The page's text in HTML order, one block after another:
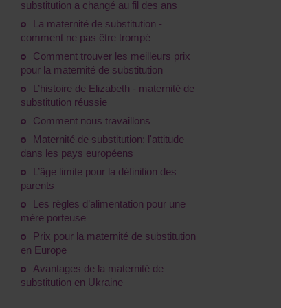
substitution a changé au fil des ans
La maternité de substitution -
comment ne pas être trompé
Comment trouver les meilleurs prix
pour la maternité de substitution
L’histoire de Elizabeth - maternité de
substitution réussie
Comment nous travaillons
Maternité de substitution: l'attitude
dans les pays européens
L’âge limite pour la définition des
parents
Les règles d’alimentation pour une
mère porteuse
Prix pour la maternité de substitution
en Europe
Avantages de la maternité de
substitution en Ukraine